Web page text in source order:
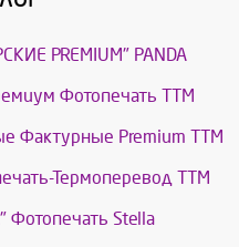
PREMIUM" PANDA
Фотопечать ТТМ
Фактурные Premium ТТМ
Термоперевод ТТМ
Фотопечать Stella